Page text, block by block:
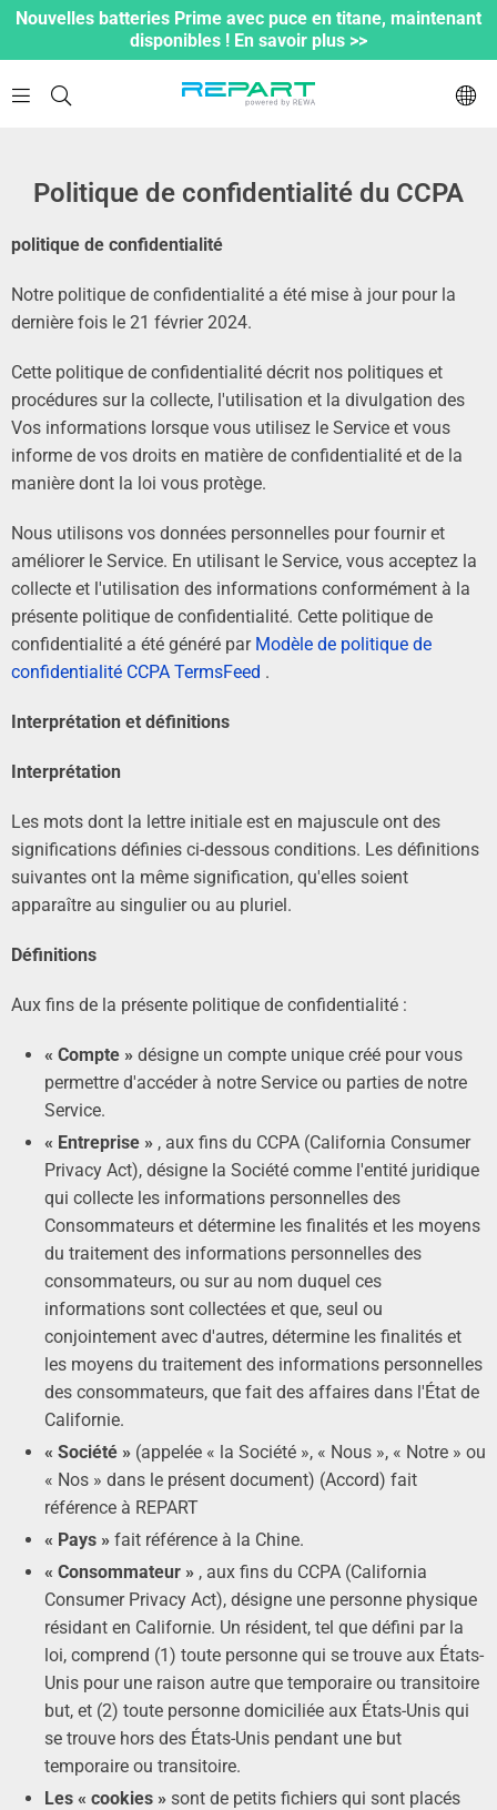
Nouvelles batteries Prime avec puce en titane, maintenant
disponibles ! En savoir plus >>
Politique de confidentialité du CCPA
politique de confidentialité
Notre politique de confidentialité a été mise à jour pour la
dernière fois le 21 février 2024.
Cette politique de confidentialité décrit nos politiques et
procédures sur la collecte, l'utilisation et la divulgation des
Vos informations lorsque vous utilisez le Service et vous
informe de vos droits en matière de confidentialité et de la
manière dont la loi vous protège.
Nous utilisons vos données personnelles pour fournir et
améliorer le Service. En utilisant le Service, vous acceptez la
collecte et l'utilisation des informations conformément à la
présente politique de confidentialité. Cette politique de
confidentialité a été généré par Modèle de politique de
confidentialité CCPA TermsFeed .
Interprétation et définitions
Interprétation
Les mots dont la lettre initiale est en majuscule ont des
significations définies ci-dessous conditions. Les définitions
suivantes ont la même signification, qu'elles soient
apparaître au singulier ou au pluriel.
Définitions
Aux fins de la présente politique de confidentialité :
« Compte » désigne un compte unique créé pour vous
permettre d'accéder à notre Service ou parties de notre
Service.
« Entreprise » , aux fins du CCPA (California Consumer
Privacy Act), désigne la Société comme l'entité juridique
qui collecte les informations personnelles des
Consommateurs et détermine les finalités et les moyens
du traitement des informations personnelles des
consommateurs, ou sur au nom duquel ces
informations sont collectées et que, seul ou
conjointement avec d'autres, détermine les finalités et
les moyens du traitement des informations personnelles
des consommateurs, que fait des affaires dans l'État de
Californie.
« Société » (appelée « la Société », « Nous », « Notre » ou
« Nos » dans le présent document) (Accord) fait
référence à REPART
« Pays » fait référence à la Chine.
« Consommateur » , aux fins du CCPA (California
Consumer Privacy Act), désigne une personne physique
résidant en Californie. Un résident, tel que défini par la
loi, comprend (1) toute personne qui se trouve aux États-
Unis pour une raison autre que temporaire ou transitoire
but, et (2) toute personne domiciliée aux États-Unis qui
se trouve hors des États-Unis pendant une but
temporaire ou transitoire.
Les « cookies » sont de petits fichiers qui sont placés